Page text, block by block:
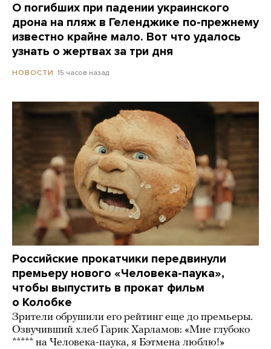
О погибших при падении украинского
дрона на пляж в Геленджике по-прежнему
известно крайне мало. Вот что удалось
узнать о жертвах за три дня
НОВОСТИ 15 часов назад
Российские прокатчики передвинули
премьеру нового «Человека-паука»,
чтобы выпустить в прокат фильм
о Колобке
Зрители обрушили его рейтинг еще до премьеры.
Озвучивший хлеб Гарик Харламов: «Мне глубоко
***** на Человека-паука, я Бэтмена люблю!»